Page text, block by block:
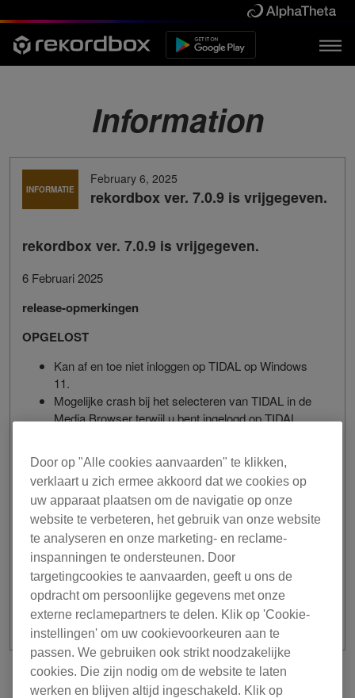
Information
INFORMATIE
February 6, 2025
rekordbox ver. 7.0.9 is vrijgegeven.
rekordbox ver. 7.0.9 is vrijgegeven.
6 Februari 2025
release-opmerkingen
OPGELOST
Kan af en toe niet inloggen op TIDAL op Windows
11.
Mogelijke crash bij het selecteren van TIDAL in de
Media Browser terwijl u bent ingelogd op TIDAL.
opgelost.
WIJZIGING
Als u exporteert naar een USB-opslagapparaat en
alleen de indeling Device Library bestaat, wordt
deze geconverteerd naar Device Library Plus en
geëxporteerd.
voorgaand
Terug naar lijst
Door op "Alle cookies aanvaarden" te klikken,
verklaart u zich ermee akkoord dat we cookies op
uw apparaat plaatsen om de navigatie op onze
website te verbeteren, het gebruik van onze website
te analyseren en onze marketing- en reclame-
inspanningen te ondersteunen. Door
targetingcookies te aanvaarden, geeft u ons de
opdracht om persoonlijke gegevens met onze
externe reclamepartners te delen. Klik op 'Cookie-
instellingen' om uw cookievoorkeuren aan te
passen. We gebruiken ook strikt noodzakelijke
cookies. Die zijn nodig om de website te laten
werken en blijven altijd ingeschakeld. Klik op